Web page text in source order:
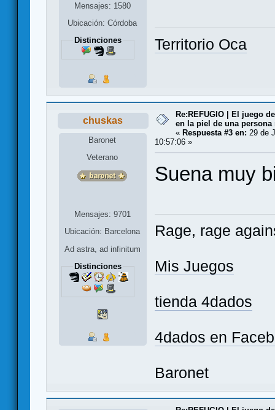
Mensajes: 1580
Ubicación: Córdoba
Distinciones
Territorio Oca
chuskas
Baronet
Veterano
Mensajes: 9701
Ubicación: Barcelona
Ad astra, ad infinitum
Distinciones
Re:REFUGIO | El juego
en la piel de una persona
« Respuesta #3 en: 29 de
10:57:06 »
Suena muy
Rage, rage
Mis Juegos
tienda 4dados
4dados en
Baronet